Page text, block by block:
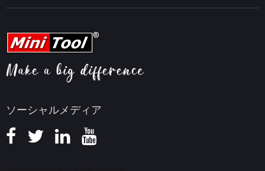
ソーシャルメディア
動画編集ヒント
ビデオ変換ヒント
画面録画ヒント
知識ベース
ヘルプ